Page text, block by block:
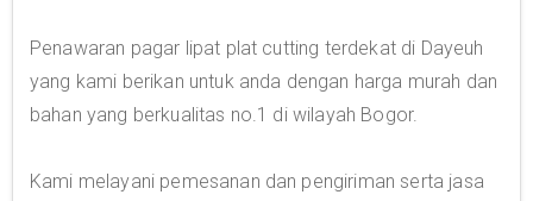
Penawaran pagar lipat plat cutting terdekat di Dayeuh
yang kami berikan untuk anda dengan harga murah dan
bahan yang berkualitas no.1 di wilayah Bogor.
Kami melayani pemesanan dan pengiriman serta jasa